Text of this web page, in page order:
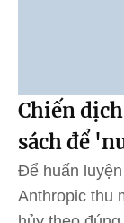
Chiến
sách để
Để huấn
Anthropic thu